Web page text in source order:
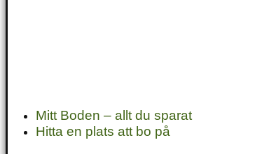
Mitt Boden – allt du sparat
Hitta en plats att bo på